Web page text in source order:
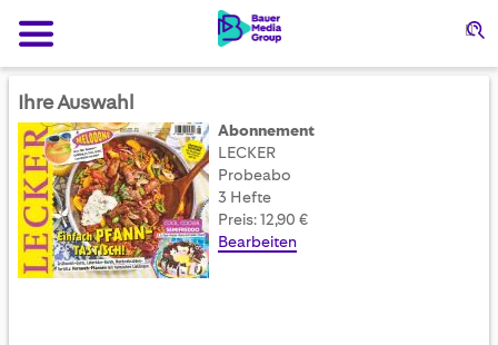
Ihre Auswahl
Abonnement
LECKER
Probeabo
3 Hefte
Preis: 12,90 €
Bearbeiten